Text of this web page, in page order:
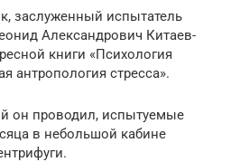
заслуженный испытатель
Александрович Китаев-
книги «Психология
антропология стресса».
он проводил, испытуемые
в небольшой кабине